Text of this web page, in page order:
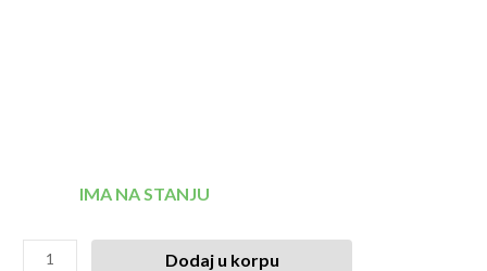
IMA NA STANJU
Dodaj u korpu